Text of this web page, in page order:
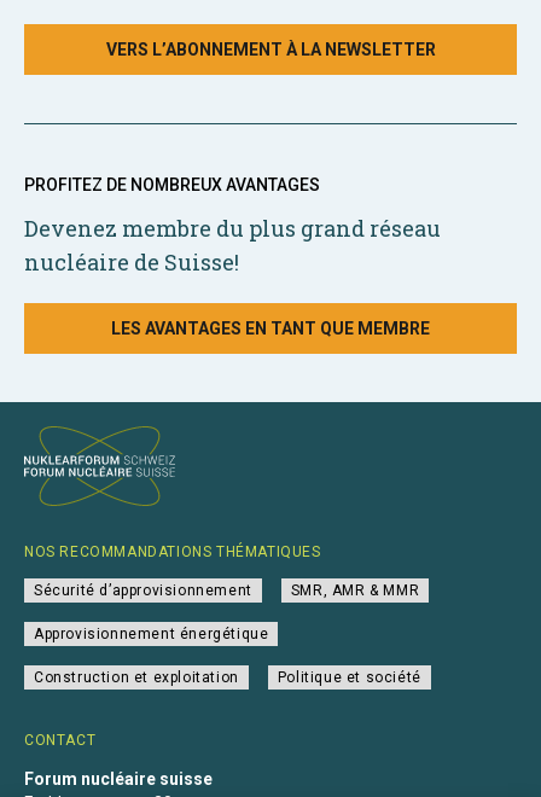
VERS L’ABONNEMENT À LA NEWSLETTER
PROFITEZ DE NOMBREUX AVANTAGES
Devenez membre du plus grand réseau
nucléaire de Suisse!
LES AVANTAGES EN TANT QUE MEMBRE
CONTACT
Forum nucléaire suisse
NOS RECOMMANDATIONS THÉMATIQUES
Sécurité d’approvisionnement SMR, AMR & MMR
Approvisionnement énergétique
Construction et exploitation Politique et société